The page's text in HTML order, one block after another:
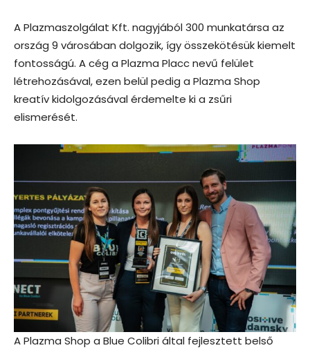
A Plazmaszolgálat Kft. nagyjából 300 munkatársa az
ország 9 városában dolgozik, így összekötésük kiemelt
fontosságú. A cég a Plazma Placc nevű felület
létrehozásával, ezen belül pedig a Plazma Shop
kreatív kidolgozásával érdemelte ki a zsűri
elismerését.
A Plazma Shop a Blue Colibri által fejlesztett belső